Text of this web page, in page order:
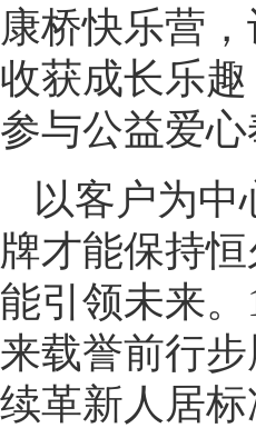
康桥快乐营
收获成长乐
参与公益爱
以客户为中
牌才能保持
能引领未来
来载誉前行
续革新人居